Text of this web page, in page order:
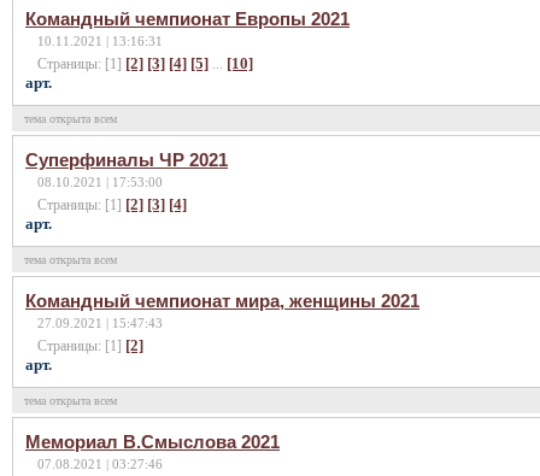
Командный чемпионат Европы 2021
10.11.2021 | 13:16:31
Страницы: [1] [2] [3] [4] [5] ... [10]
арт.
тема открыта всем
Суперфиналы ЧР 2021
08.10.2021 | 17:53:00
Страницы: [1] [2] [3] [4]
арт.
тема открыта всем
Командный чемпионат мира, женщины 2021
27.09.2021 | 15:47:43
Страницы: [1] [2]
арт.
тема открыта всем
Мемориал В.Смыслова 2021
07.08.2021 | 03:27:46